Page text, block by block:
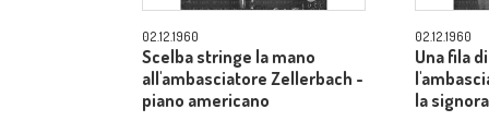
02.12.1960
Scelba stringe la mano
all'ambasciatore Zellerbach -
piano americano
02.12.1960
Una fila
la